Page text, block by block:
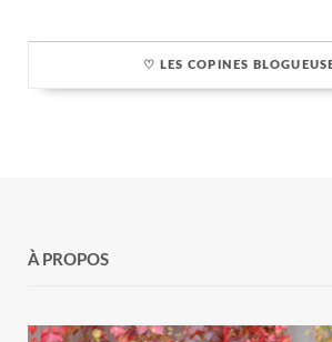
♡ LES COPINES
À PROPOS